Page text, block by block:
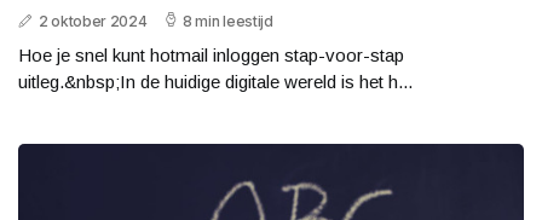
2 oktober 2024 8 min leestijd
Hoe je snel kunt hotmail inloggen stap-voor-stap
uitleg.&nbsp;In de huidige digitale wereld is het h...